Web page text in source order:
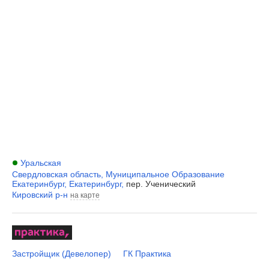
Уральская
Свердловская область Муниципальное Образование
Екатеринбург, Екатеринбург, пер. Ученический
Кировский р-н на карте
Застройщик (Девелопер) ГК Практика